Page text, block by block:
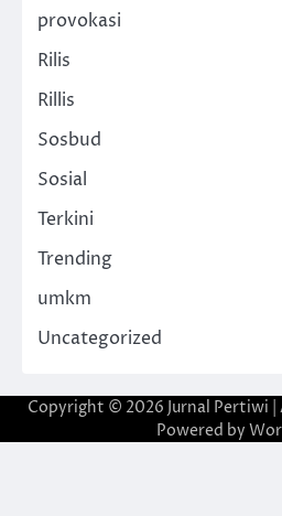
provokasi
Rilis
Rillis
Sosbud
Sosial
Terkini
Trending
umkm
Uncategorized
Copyright © 2026 Jurnal Pertiwi
Powered by